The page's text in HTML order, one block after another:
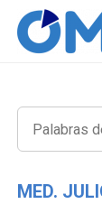
MED.